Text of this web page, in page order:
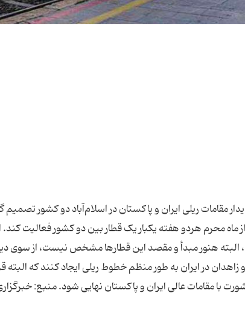
مقامات ریلی ایران و پاکستان در اسلام‌آباد دو کشور
از ماه محرم هردو هفته یکبار یک قطار بین دو کشور فعالیت
البته هنور مبدأ و مقصد این قطارها مشخص نیست، از سوی
در ایران به طور منظم خطوط ریلی ایجاد کنند که البته
با مقامات عالی ایران و پاکستان نهایی شود. منبع: